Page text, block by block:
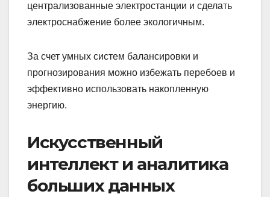
централизованные электростанции и сделать
электроснабжение более экологичным.
За счет умных систем балансировки и
прогнозирования можно избежать перебоев и
эффективно использовать накопленную
энергию.
Искусственный
интеллект и аналитика
больших данных